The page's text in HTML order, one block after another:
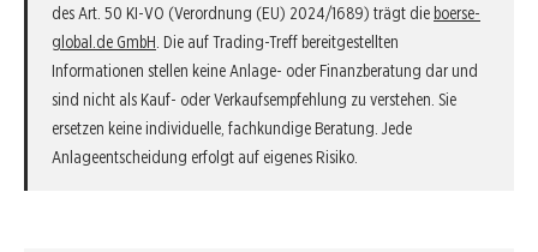
des Art. 50 KI-VO (Verordnung (EU) 2024/1689) trägt die boerse-
global.de GmbH. Die auf Trading-Treff bereitgestellten
Informationen stellen keine Anlage- oder Finanzberatung dar und
sind nicht als Kauf- oder Verkaufsempfehlung zu verstehen. Sie
ersetzen keine individuelle, fachkundige Beratung. Jede
Anlageentscheidung erfolgt auf eigenes Risiko.